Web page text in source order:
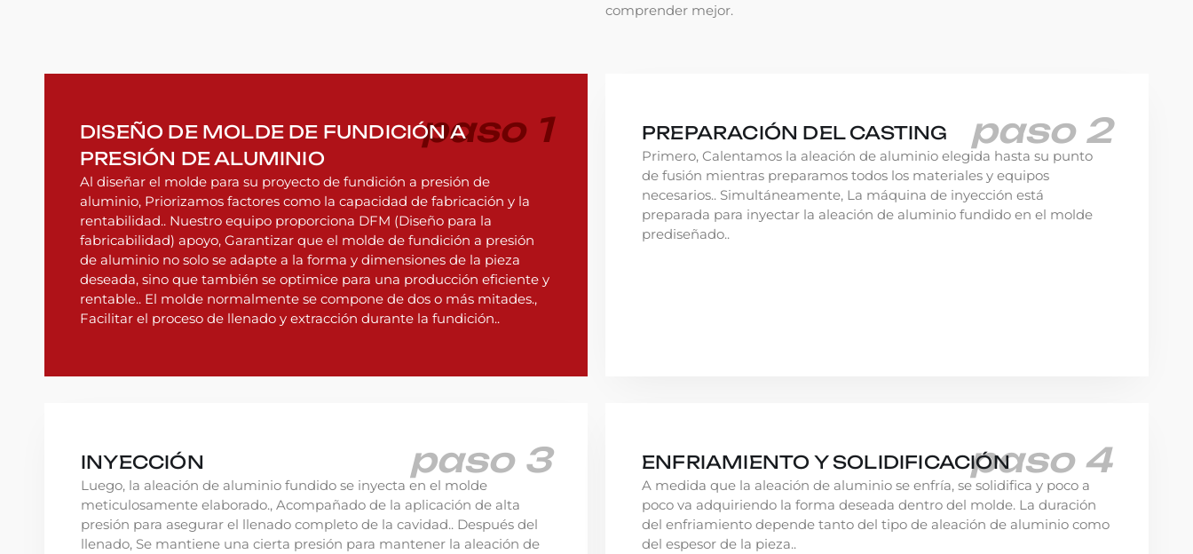
comprender mejor.
paso 1
DISEÑO DE MOLDE DE FUNDICIÓN A
PRESIÓN DE ALUMINIO
Al diseñar el molde para su proyecto de fundición a presión de
aluminio, Priorizamos factores como la capacidad de fabricación y la
rentabilidad.. Nuestro equipo proporciona DFM (Diseño para la
fabricabilidad) apoyo, Garantizar que el molde de fundición a presión
de aluminio no solo se adapte a la forma y dimensiones de la pieza
deseada, sino que también se optimice para una producción eficiente y
rentable.. El molde normalmente se compone de dos o más mitades.,
Facilitar el proceso de llenado y extracción durante la fundición..
paso 2
PREPARACIÓN DEL CASTING
Primero, Calentamos la aleación de aluminio elegida hasta su punto
de fusión mientras preparamos todos los materiales y equipos
necesarios.. Simultáneamente, La máquina de inyección está
preparada para inyectar la aleación de aluminio fundido en el molde
prediseñado..
paso 3
INYECCIÓN
Luego, la aleación de aluminio fundido se inyecta en el molde
meticulosamente elaborado., Acompañado de la aplicación de alta
presión para asegurar el llenado completo de la cavidad.. Después del
llenado, Se mantiene una cierta presión para mantener la aleación de
paso 4
ENFRIAMIENTO Y SOLIDIFICACIÓN
A medida que la aleación de aluminio se enfría, se solidifica y poco a
poco va adquiriendo la forma deseada dentro del molde. La duración
del enfriamiento depende tanto del tipo de aleación de aluminio como
del espesor de la pieza..